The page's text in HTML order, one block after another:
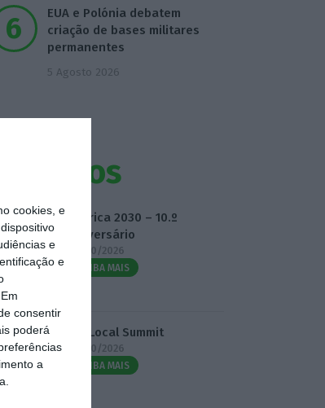
cookies, e
e
e
consentir
poderá
a
EUA e Polónia debatem
criação de bases militares
permanentes
5 Agosto 2026
Eventos
Fábrica 2030 – 10.º
Aniversário
14/10/2026
SAIBA MAIS
3.º Local Summit
07/10/2026
SAIBA MAIS